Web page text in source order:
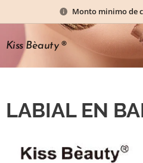
Monto minimo de
Kiss Bèauty®
LABIAL EN